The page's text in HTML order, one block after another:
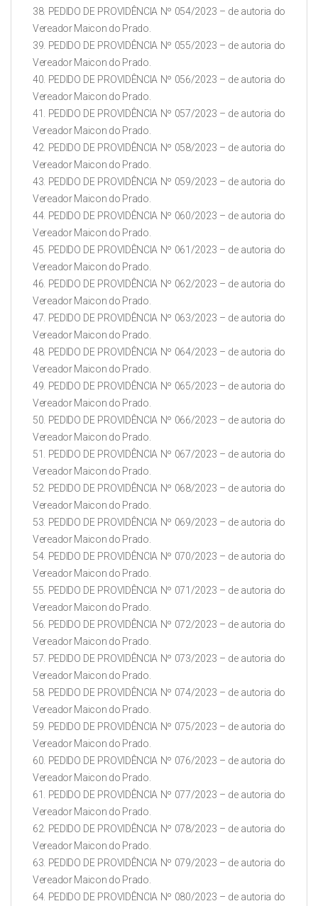
38. PEDIDO DE PROVIDÊNCIA Nº 054/2023 – de autoria do
Vereador Maicon do Prado.
39. PEDIDO DE PROVIDÊNCIA Nº 055/2023 – de autoria do
Vereador Maicon do Prado.
40. PEDIDO DE PROVIDÊNCIA Nº 056/2023 – de autoria do
Vereador Maicon do Prado.
41. PEDIDO DE PROVIDÊNCIA Nº 057/2023 – de autoria do
Vereador Maicon do Prado.
42. PEDIDO DE PROVIDÊNCIA Nº 058/2023 – de autoria do
Vereador Maicon do Prado.
43. PEDIDO DE PROVIDÊNCIA Nº 059/2023 – de autoria do
Vereador Maicon do Prado.
44. PEDIDO DE PROVIDÊNCIA Nº 060/2023 – de autoria do
Vereador Maicon do Prado.
45. PEDIDO DE PROVIDÊNCIA Nº 061/2023 – de autoria do
Vereador Maicon do Prado.
46. PEDIDO DE PROVIDÊNCIA Nº 062/2023 – de autoria do
Vereador Maicon do Prado.
47. PEDIDO DE PROVIDÊNCIA Nº 063/2023 – de autoria do
Vereador Maicon do Prado.
48. PEDIDO DE PROVIDÊNCIA Nº 064/2023 – de autoria do
Vereador Maicon do Prado.
49. PEDIDO DE PROVIDÊNCIA Nº 065/2023 – de autoria do
Vereador Maicon do Prado.
50. PEDIDO DE PROVIDÊNCIA Nº 066/2023 – de autoria do
Vereador Maicon do Prado.
51. PEDIDO DE PROVIDÊNCIA Nº 067/2023 – de autoria do
Vereador Maicon do Prado.
52. PEDIDO DE PROVIDÊNCIA Nº 068/2023 – de autoria do
Vereador Maicon do Prado.
53. PEDIDO DE PROVIDÊNCIA Nº 069/2023 – de autoria do
Vereador Maicon do Prado.
54. PEDIDO DE PROVIDÊNCIA Nº 070/2023 – de autoria do
Vereador Maicon do Prado.
55. PEDIDO DE PROVIDÊNCIA Nº 071/2023 – de autoria do
Vereador Maicon do Prado.
56. PEDIDO DE PROVIDÊNCIA Nº 072/2023 – de autoria do
Vereador Maicon do Prado.
57. PEDIDO DE PROVIDÊNCIA Nº 073/2023 – de autoria do
Vereador Maicon do Prado.
58. PEDIDO DE PROVIDÊNCIA Nº 074/2023 – de autoria do
Vereador Maicon do Prado.
59. PEDIDO DE PROVIDÊNCIA Nº 075/2023 – de autoria do
Vereador Maicon do Prado.
60. PEDIDO DE PROVIDÊNCIA Nº 076/2023 – de autoria do
Vereador Maicon do Prado.
61. PEDIDO DE PROVIDÊNCIA Nº 077/2023 – de autoria do
Vereador Maicon do Prado.
62. PEDIDO DE PROVIDÊNCIA Nº 078/2023 – de autoria do
Vereador Maicon do Prado.
63. PEDIDO DE PROVIDÊNCIA Nº 079/2023 – de autoria do
Vereador Maicon do Prado.
64. PEDIDO DE PROVIDÊNCIA Nº 080/2023 – de autoria do